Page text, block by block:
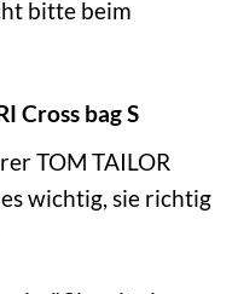
bitte beim
Cross bag S
TOM TAILOR
wichtig, sie richtig